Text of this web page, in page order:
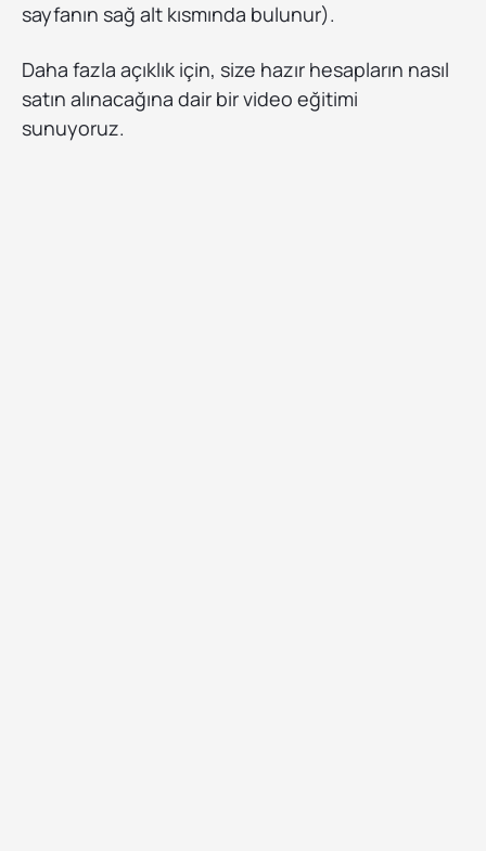
sayfanın sağ alt kısmında bulunur).
Daha fazla açıklık için, size hazır hesapların nasıl
satın alınacağına dair bir video eğitimi
sunuyoruz.